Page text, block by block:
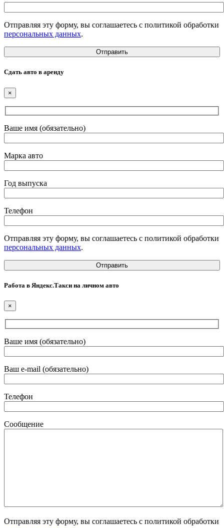
Отправляя эту форму, вы соглашаетесь с политикой обработки
персональных данных.
Сдать авто в аренду
×
Ваше имя (обязательно)
Марка авто
Год выпуска
Телефон
Отправляя эту форму, вы соглашаетесь с политикой обработки
персональных данных.
Работа в Яндекс.Такси на личном авто
×
Ваше имя (обязательно)
Ваш e-mail (обязательно)
Телефон
Сообщение
Отправляя эту форму, вы соглашаетесь с политикой обработки